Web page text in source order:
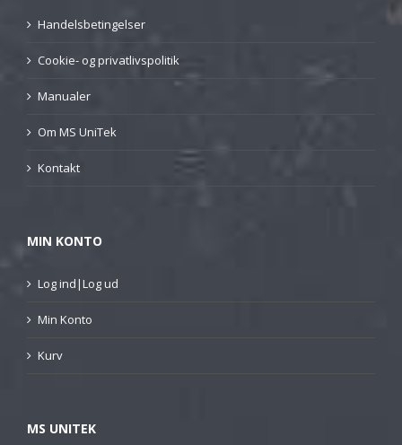
Handelsbetingelser
Cookie- og privatlivspolitik
Manualer
Om MS UniTek
Kontakt
MIN KONTO
Log ind|Log ud
Min Konto
Kurv
MS UNITEK